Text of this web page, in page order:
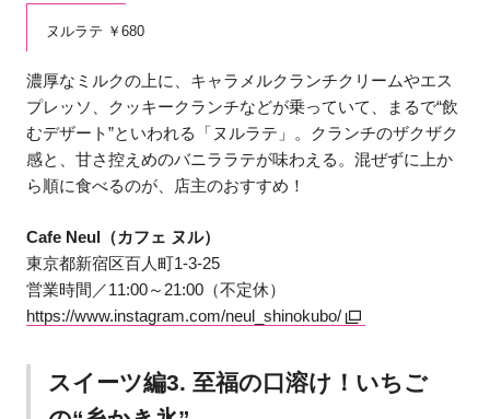
ヌルラテ ￥680
濃厚なミルクの上に、キャラメルクランチクリームやエス
プレッソ、クッキークランチなどが乗っていて、まるで“飲
むデザート”といわれる「ヌルラテ」。クランチのザクザク
感と、甘さ控えめのバニララテが味わえる。混ぜずに上か
ら順に食べるのが、店主のおすすめ！
Cafe Neul（カフェ ヌル）
東京都新宿区百人町1-3-25
営業時間／11:00～21:00（不定休）
https://www.instagram.com/neul_shinokubo/
スイーツ編3. 至福の口溶け！いちご